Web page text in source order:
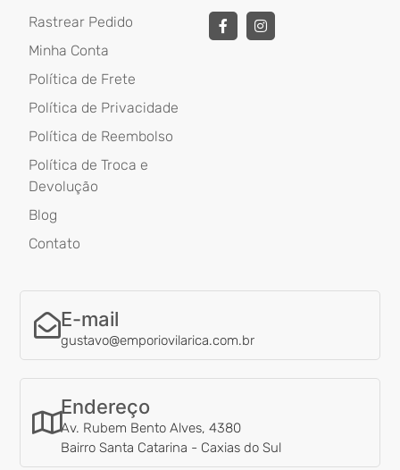
Rastrear Pedido
Minha Conta
Política de Frete
Política de Privacidade
Política de Reembolso
Política de Troca e
Devolução
Blog
Contato
E-mail
gustavo@emporiovilarica.com.br
Endereço
Av. Rubem Bento Alves, 4380
Bairro Santa Catarina - Caxias do Sul